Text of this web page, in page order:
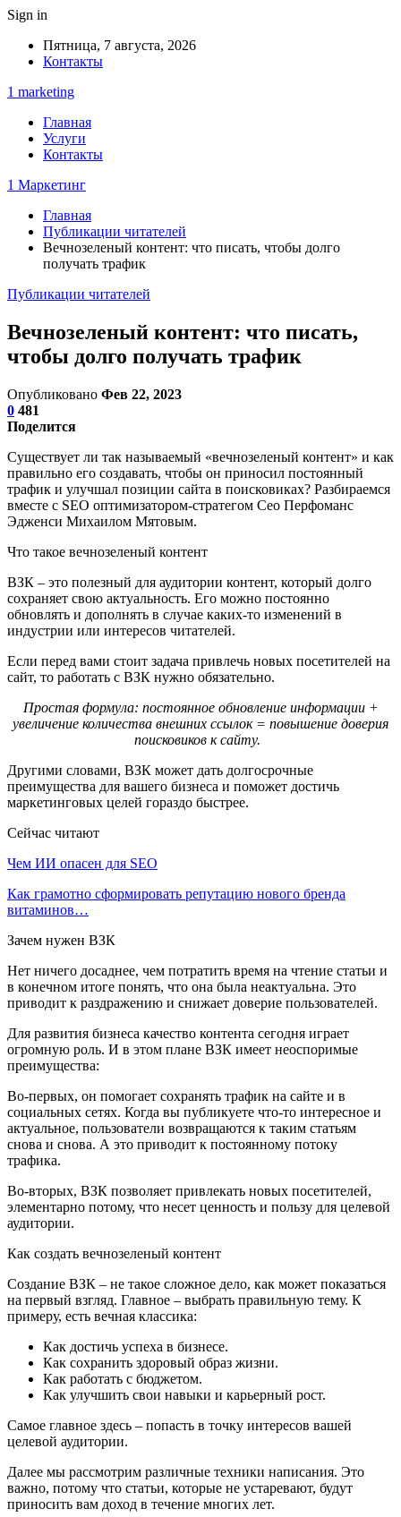
Sign in
Пятница, 7 августа, 2026
Контакты
1 marketing
Главная
Услуги
Контакты
1 Маркетинг
Главная
Публикации читателей
Вечнозеленый контент: что писать, чтобы долго
получать трафик
Публикации читателей
Вечнозеленый контент: что писать,
чтобы долго получать трафик
Опубликовано Фев 22, 2023
0 481
Поделится
Существует ли так называемый «вечнозеленый контент» и как
правильно его создавать, чтобы он приносил постоянный
трафик и улучшал позиции сайта в поисковиках? Разбираемся
вместе с SEO оптимизатором-стратегом Сео Перфоманс
Эдженси Михаилом Мятовым.
Что такое вечнозеленый контент
ВЗК – это полезный для аудитории контент, который долго
сохраняет свою актуальность. Его можно постоянно
обновлять и дополнять в случае каких-то изменений в
индустрии или интересов читателей.
Если перед вами стоит задача привлечь новых посетителей на
сайт, то работать с ВЗК нужно обязательно.
Простая формула: постоянное обновление информации +
увеличение количества внешних ссылок = повышение доверия
поисковиков к сайту.
Другими словами, ВЗК может дать долгосрочные
преимущества для вашего бизнеса и поможет достичь
маркетинговых целей гораздо быстрее.
Сейчас читают
Чем ИИ опасен для SEO
Как грамотно сформировать репутацию нового бренда
витаминов…
Зачем нужен ВЗК
Нет ничего досаднее, чем потратить время на чтение статьи и
в конечном итоге понять, что она была неактуальна. Это
приводит к раздражению и снижает доверие пользователей.
Для развития бизнеса качество контента сегодня играет
огромную роль. И в этом плане ВЗК имеет неоспоримые
преимущества:
Во-первых, он помогает сохранять трафик на сайте и в
социальных сетях. Когда вы публикуете что-то интересное и
актуальное, пользователи возвращаются к таким статьям
снова и снова. А это приводит к постоянному потоку
трафика.
Во-вторых, ВЗК позволяет привлекать новых посетителей,
элементарно потому, что несет ценность и пользу для целевой
аудитории.
Как создать вечнозеленый контент
Создание ВЗК – не такое сложное дело, как может показаться
на первый взгляд. Главное – выбрать правильную тему. К
примеру, есть вечная классика:
Как достичь успеха в бизнесе.
Как сохранить здоровый образ жизни.
Как работать с бюджетом.
Как улучшить свои навыки и карьерный рост.
Самое главное здесь – попасть в точку интересов вашей
целевой аудитории.
Далее мы рассмотрим различные техники написания. Это
важно, потому что статьи, которые не устаревают, будут
приносить вам доход в течение многих лет.